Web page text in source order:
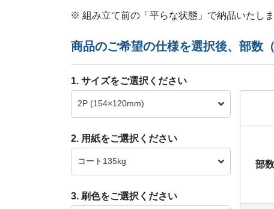
※ 組み立て前の「平らな状態」で納品いたしま
商品のご希望の仕様を選択後、部数
1. サイズをご選択ください
2P (154×120mm)
2. 用紙をご選択ください
コート135kg
3. 刷色をご選択ください
部